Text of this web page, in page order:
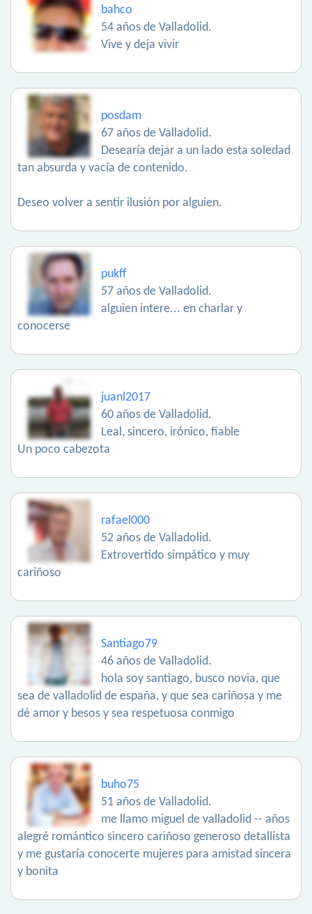
bahco
54 años de Valladolid.
Vive y deja vivir
posdam
67 años de Valladolid.
Desearía dejar a un lado esta soledad
tan absurda y vacía de contenido.
Deseo volver a sentir ilusión por alguien.
pukff
57 años de Valladolid.
alguien intere... en charlar y
conocerse
juanl2017
60 años de Valladolid.
Leal, sincero, irónico, fiable
Un poco cabezota
rafael000
52 años de Valladolid.
Extrovertido simpático y muy
cariñoso
Santiago79
46 años de Valladolid.
hola soy santiago, busco novia, que
sea de valladolid de españa, y que sea cariñosa y me
dé amor y besos y sea respetuosa conmigo
buho75
51 años de Valladolid.
me llamo miguel de valladolid -- años
alegré romántico sincero cariñoso generoso detallista
y me gustaría conocerte mujeres para amistad sincera
y bonita